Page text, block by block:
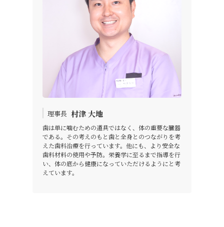
理事長 村津 大地
歯は単に噛むための道具ではなく、体の重要な臓器
である。その考えのもと歯と全身とのつながりを考
えた歯科治療を行っています。他にも、より安全な
歯科材料の使用や予防。栄養学に至るまで指導を行
い、体の底から健康になっていただけるようにと考
えています。